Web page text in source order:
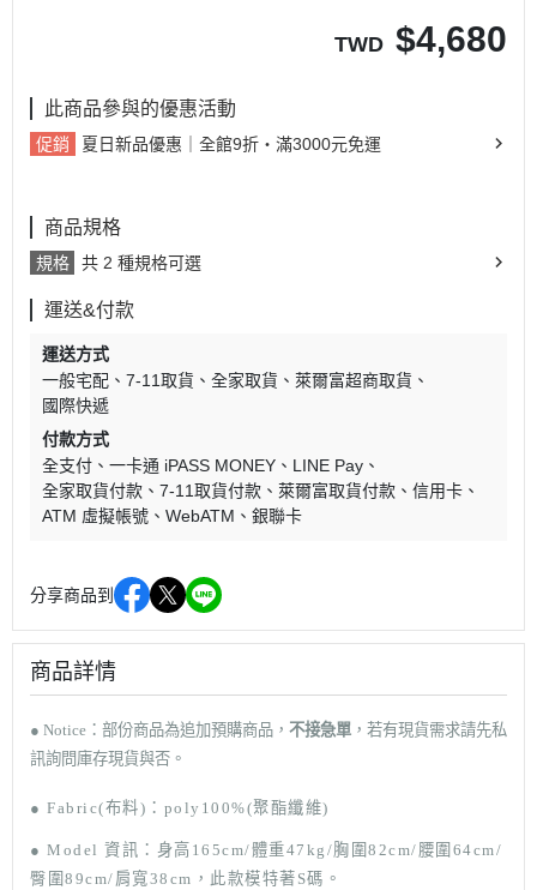
TWD $4,680
此商品參與的優惠活動
促銷 夏日新品優惠｜全館9折・滿3000元免運
商品規格
規格 共 2 種規格可選
運送&付款
運送方式
一般宅配
7-11取貨 全家取貨
萊爾富超商取貨
國際快遞
付款方式
全支付
一卡通 iPASS MONEY
LINE Pay
全家取貨付款
7-11取貨付款 萊爾富取貨付款
信用卡
ATM 虛擬帳號
WebATM 銀聯卡
分享商品到
商品詳情
● Notice ：部份商品為追加預購商品， 不接急單 ，若有現貨需求請先私
訊詢問庫存現貨與否。
● Fabric(布料)： poly100%(聚酯纖維)
● Model 資訊：身高165cm/體重47kg/胸圍82cm/腰圍64cm/
臀圍89cm/肩寬38cm，此款模特著S碼。